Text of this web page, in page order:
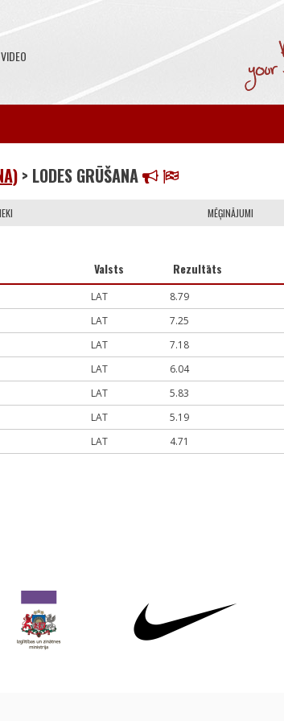
VIDEO
> LODES GRŪŠANA
MĒĢINĀJUMI
Valsts Rezultāts
LAT 8.79
LAT 7.25
LAT 7.18
LAT 6.04
LAT 5.83
LAT 5.19
LAT 4.71